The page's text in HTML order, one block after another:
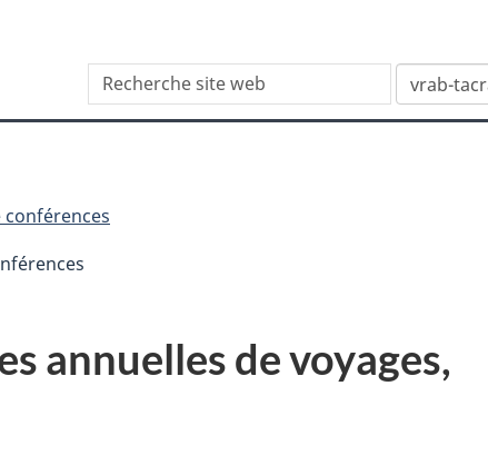
Recherche
site
web
Customize
your
search
conférences
annuelles de voyages,